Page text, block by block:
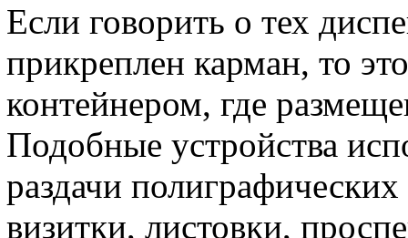
Если говорить о тех
прикреплен карман, то
контейнером, где
Подобные устройства
раздачи
визитки, листовки,